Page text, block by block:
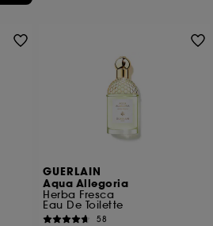
GUERLAIN
Aqua Allegoria
Herba Fresca
Eau De Toilette
58